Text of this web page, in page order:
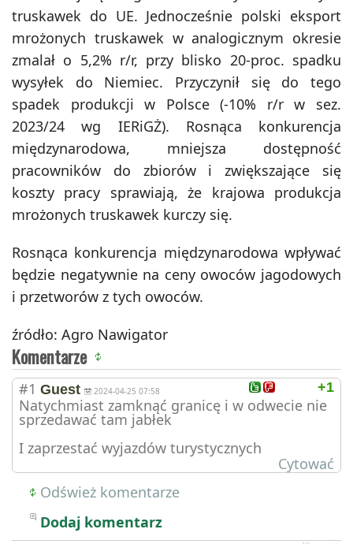
truskawek do UE. Jednocześnie polski eksport
mrożonych truskawek w analogicznym okresie
zmalał o 5,2% r/r, przy blisko 20-proc. spadku
wysyłek do Niemiec. Przyczynił się do tego
spadek produkcji w Polsce (-10% r/r w sez.
2023/24 wg IERiGŻ). Rosnąca konkurencja
międzynarodowa, mniejsza dostępność
pracowników do zbiorów i zwiększające się
koszty pracy sprawiają, że krajowa produkcja
mrożonych truskawek kurczy się.
Rosnąca konkurencja międzynarodowa wpływać
będzie negatywnie na ceny owoców jagodowych
i przetworów z tych owoców.
źródło: Agro Nawigator
Komentarze
+1
#1 Guest 2024-04-25 07:58
Natychmiast zamknąć granicę i w odwecie nie
sprzedawać tam jabłek
I zaprzestać wyjazdów turystycznych
Cytować
Odśwież komentarze
Dodaj komentarz